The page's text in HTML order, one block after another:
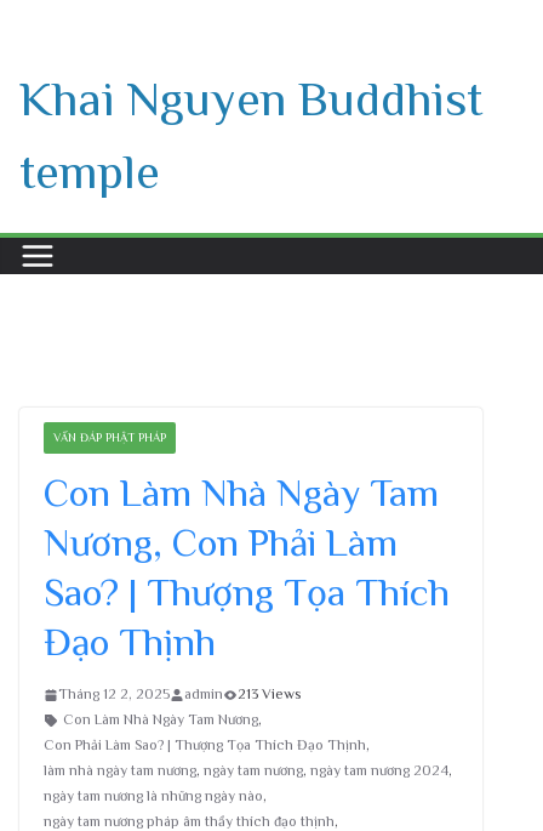
content
Khai Nguyen Buddhist
temple
VẤN ĐÁP PHẬT PHÁP
Con Làm Nhà Ngày Tam
Nương, Con Phải Làm
Sao? | Thượng Tọa Thích
Đạo Thịnh
Tháng 12 2, 2025 admin
213 Views
Con Làm Nhà Ngày Tam Nương,
Con Phải Làm Sao? | Thượng Tọa Thích Đạo Thịnh,
làm nhà ngày tam nương, ngày tam nương, ngày tam nương 2024,
ngày tam nương là những ngày nào,
ngày tam nương pháp âm thầy thích đạo thịnh,